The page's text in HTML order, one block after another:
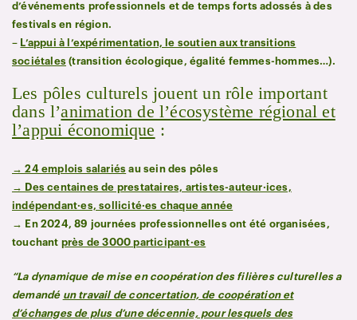
d’événements professionnels et de temps forts adossés à des
festivals en région.
– L’appui à l’expérimentation, le soutien aux transitions
sociétales (transition écologique, égalité femmes-hommes…).
Les pôles culturels jouent un rôle important
dans l’animation de l’écosystème régional et
l’appui économique :
→ 24 emplois salariés au sein des pôles
→ Des centaines de prestataires, artistes-auteur·ices,
indépendant·es, sollicité·es chaque année
→ En 2024, 89 journées professionnelles ont été organisées,
touchant près de 3000 participant·es
“La dynamique de mise en coopération des filières culturelles a
demandé un travail de concertation, de coopération et
d’échanges de plus d’une décennie, pour lesquels des